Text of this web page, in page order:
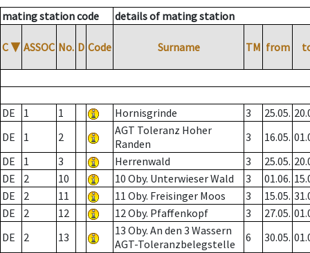
mating station code details of mating station
C ▼ ASSOC No. D Code Surname TM from
DE 1 1 Hornisgrinde 3 25.05.
DE
1 2
AGT Toleranz Hoher
Randen
3 16.05.
DE
1 3 Herrenwald 3 25.05.
DE
2 10 10 Oby. Unterwieser Wald 3 01.06.
DE
2 11 11 Oby. Freisinger Moos 3 15.05.
DE
2 12 12 Oby. Pfaffenkopf 3 27.05.
DE
2 13
13 Oby. An den 3 Wassern
AGT-Toleranzbelegstelle
6 30.05.